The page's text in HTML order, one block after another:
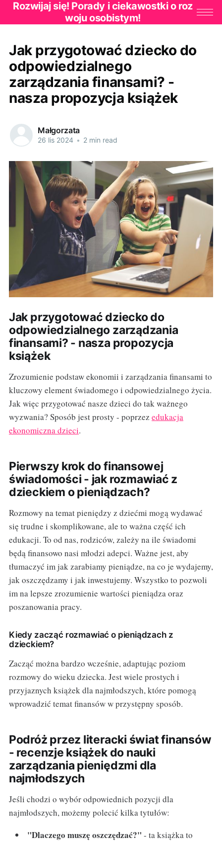
Rozwijaj się! Porady i ciekawostki o roz
woju osobistym!
Jak przygotować dziecko do
odpowiedzialnego
zarządzania finansami? -
nasza propozycja książek
Małgorzata
26 lis 2024 • 2 min read
Jak przygotować dziecko do
odpowiedzialnego zarządzania
finansami? - nasza propozycja
książek
Zrozumienie podstaw ekonomii i zarządzania finansami to
kluczowy element świadomego i odpowiedzialnego życia.
Jak więc przygotować nasze dzieci do tak ważnego
wyzwania? Sposób jest prosty - poprzez edukacja
ekonomiczna dzieci.
Pierwszy krok do finansowej
świadomości - jak rozmawiać z
dzieckiem o pieniądzach?
Rozmowy na temat pieniędzy z dziećmi mogą wydawać
się trudne i skomplikowane, ale to ważna część ich
edukacji. To od nas, rodziców, zależy na ile świadomi
będą finansowo nasi młodzi adepci. Ważne jest, aby
tłumaczyć im jak zarabiamy pieniądze, na co je wydajemy,
jak oszczędzamy i jak inwestujemy. Wszystko to pozwoli
im na lepsze zrozumienie wartości pieniądza oraz
poszanowania pracy.
Kiedy zacząć rozmawiać o pieniądzach z
dzieckiem?
Zacząć można bardzo wcześnie, adaptując poziom
rozmowy do wieku dziecka. Jest wiele prostych i
przyjaznych książek dla najmłodszych, które pomogą
wprowadzić temat finansów w przystępny sposób.
Podróż przez literacki świat finansów
- recenzje książek do nauki
zarządzania pieniędzmi dla
najmłodszych
Jeśli chodzi o wybór odpowiednich pozycji dla
najmłodszych, możemy polecić kilka tytułów:
"Dlaczego muszę oszczędzać?" - ta książka to